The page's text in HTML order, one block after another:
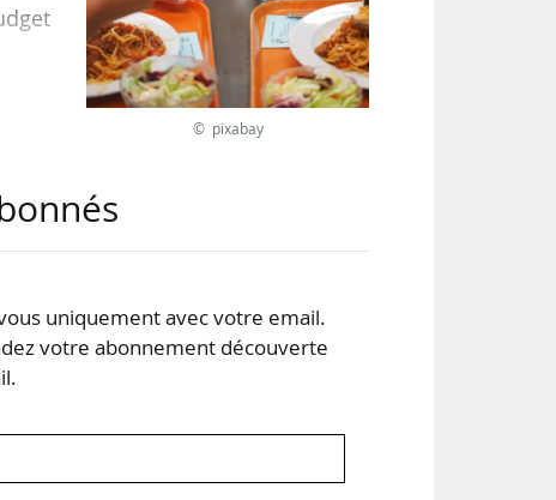
© pixabay
uniquement avec votre email.
votre abonnement découverte